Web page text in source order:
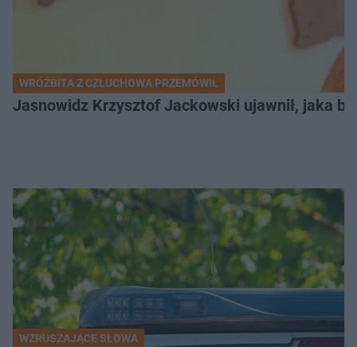
WRÓŻBITA Z CZŁUCHOWA PRZEMÓWIŁ
Jasnowidz Krzysztof Jackowski ujawnił, jaka
WZRUSZAJĄCE SŁOWA